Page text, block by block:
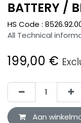
BATTERY /
HS Code :
All Technical
199,00 €
Aan